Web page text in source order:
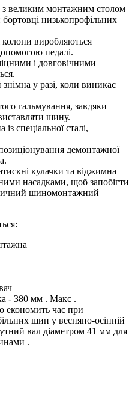
з великим монтажним столом
бортовці низькопрофільних
виробляються
педалі.
і довговічними
у разі, коли виникає
гальмування, завдяки
шину.
спеціальної сталі,
демонтажної
кулачки та віджимна
насадками, щоб запобігти
шиномонтажний
- 380 мм . Макс .
економить час при
шин у весняно-осінній
вал діаметром 41 мм для
.